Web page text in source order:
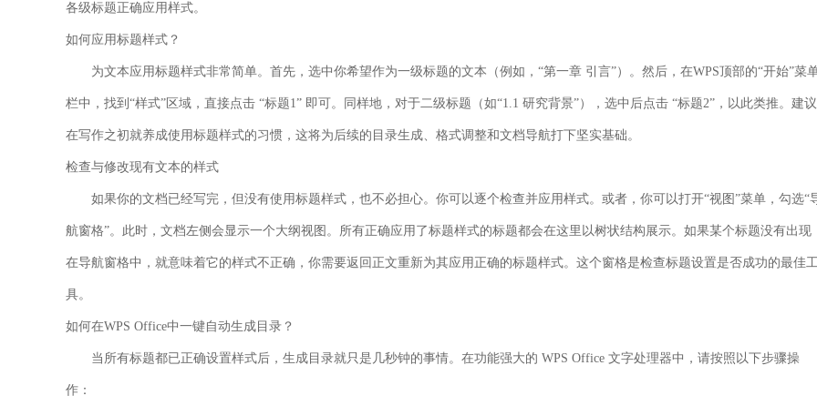
各级标题正确应用样式。
如何应用标题样式？
为文本应用标题样式非常简单。首先，选中你希望作为一级标题的文本（例如，“第一章 引言”）。然后，在WPS顶部的“开始”菜
栏中，找到“样式”区域，直接点击 “标题1” 即可。同样地，对于二级标题（如“1.1 研究背景”），选中后点击 “标题2” ，以此类推。建议
在写作之初就养成使用标题样式的习惯，这将为后续的目录生成、格式调整和文档导航打下坚实基础。
检查与修改现有文本的样式
如果你的文档已经写完，但没有使用标题样式，也不必担心。你可以逐个检查并应用样式。或者，你可以打开“视图”菜单，勾选“
航窗格”。此时，文档左侧会显示一个大纲视图。所有正确应用了标题样式的标题都会在这里以树状结构展示。如果某个标题没有出现
在导航窗格中，就意味着它的样式不正确，你需要返回正文重新为其应用正确的标题样式。这个窗格是检查标题设置是否成功的最佳
具。
如何在WPS Office中一键自动生成目录？
当所有标题都已正确设置样式后，生成目录就只是几秒钟的事情。在功能强大的 WPS Office 文字处理器中，请按照以下步骤操
作：